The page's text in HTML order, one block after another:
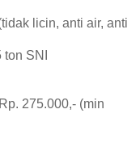
licin, anti air, anti
SNI
275.000,- (min